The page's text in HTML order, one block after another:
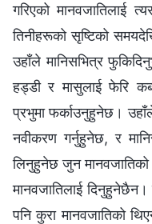
गरिएको मानवजातिलाई
तिनीहरूको सृष्टिको
उहाँले मानिसभित्र
हड्डी र मासुलाई फेरि
प्रभुमा फर्काउनुहुनेछ।
नवीकरण गर्नुहुनेछ, र
लिनुहुनेछ जुन मानवजातिको
मानवजातिलाई
पनि कुरा मानवजातिको